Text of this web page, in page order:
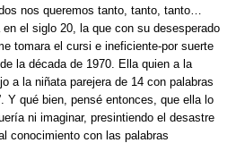
nos queremos tanto, tanto, tanto…
el siglo 20, la que con su desesperado
tomara el cursi e ineficiente-por suerte
la década de 1970. Ella quien a la
a la niñata parejera de 14 con palabras
Y qué bien, pensé entonces, que ella lo
ni imaginar, presintiendo el desastre
conocimiento con las palabras